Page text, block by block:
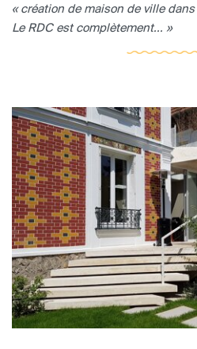
« création de maison de ville
Le RDC est complètement... »